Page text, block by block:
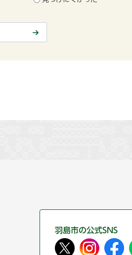
羽島市の公式SNS